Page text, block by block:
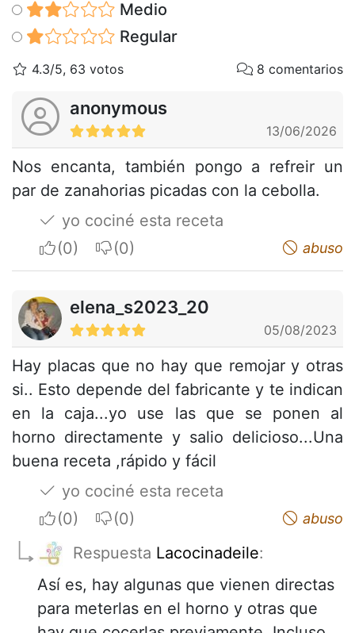
Medio
Regular
4.3/5, 63 votos 8 comentarios
anonymous
13/06/2026
Nos encanta, también pongo a refreir un
par de zanahorias picadas con la cebolla.
yo cociné esta receta
I apreciateI do not appreciate abuso
elena_s2023_20
05/08/2023
Hay placas que no hay que remojar y otras
si.. Esto depende del fabricante y te indican
en la caja...yo use las que se ponen al
horno directamente y salio delicioso...Una
buena receta ,rápido y fácil
yo cociné esta receta
I apreciateI do not appreciate abuso
Respuesta Lacocinadeile:
Así es, hay algunas que vienen directas
para meterlas en el horno y otras que